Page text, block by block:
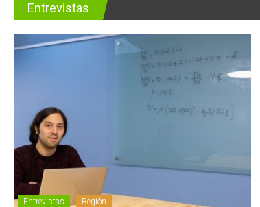
Entrevistas
Entrevistas Región